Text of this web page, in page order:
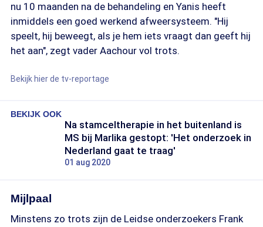
nu 10 maanden na de behandeling en Yanis heeft
inmiddels een goed werkend afweersysteem. "Hij
speelt, hij beweegt, als je hem iets vraagt dan geeft hij
het aan", zegt vader Aachour vol trots.
Bekijk hier de tv-reportage
BEKIJK OOK
Na stamceltherapie in het buitenland is
MS bij Marlika gestopt: 'Het onderzoek in
Nederland gaat te traag'
01 aug 2020
Mijlpaal
Minstens zo trots zijn de Leidse onderzoekers Frank